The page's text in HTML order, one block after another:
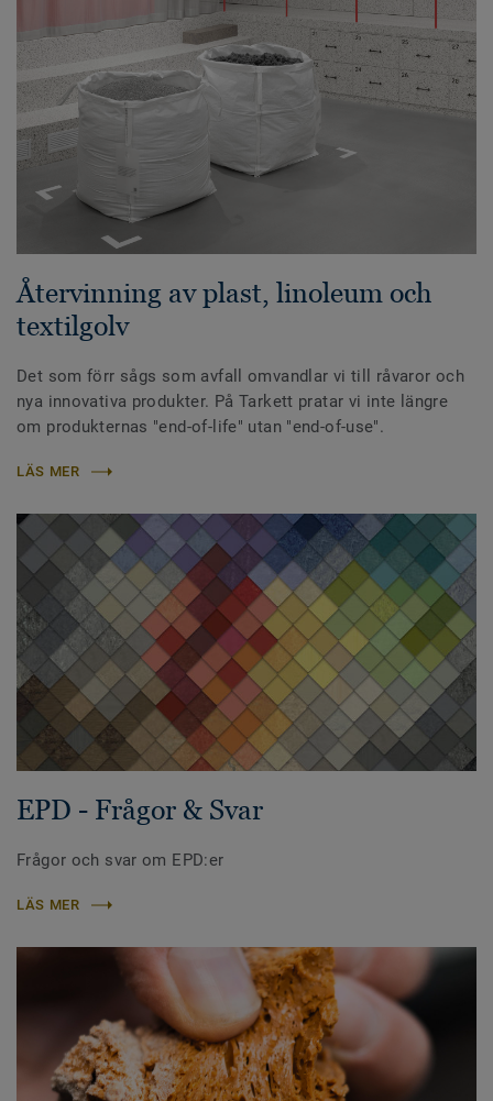
Återvinning av plast, linoleum och
textilgolv
Det som förr sågs som avfall omvandlar vi till råvaror och
nya innovativa produkter. På Tarkett pratar vi inte längre
om produkternas "end-of-life" utan "end-of-use".
LÄS MER
EPD - Frågor & Svar
Frågor och svar om EPD:er
LÄS MER